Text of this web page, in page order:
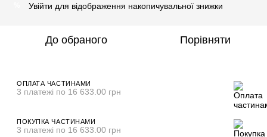
Увійти для відображення накопичувальної знижки
До обраного Порівняти
ОПЛАТА ЧАСТИНАМИ
3 платежі по 16 633.00 грн
ПОКУПКА ЧАСТИНАМИ
3 платежі по 16 633.00 грн